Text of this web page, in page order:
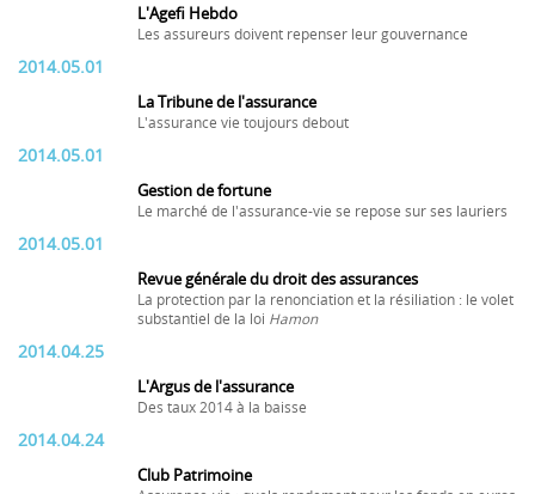
L'Agefi Hebdo
Les assureurs doivent repenser leur gouvernance
2014.05.01
La Tribune de l'assurance
L'assurance vie toujours debout
2014.05.01
Gestion de fortune
Le marché de l'assurance-vie se repose sur ses lauriers
2014.05.01
Revue générale du droit des assurances
La protection par la renonciation et la résiliation : le volet
substantiel de la loi Hamon
2014.04.25
L'Argus de l'assurance
Des taux 2014 à la baisse
2014.04.24
Club Patrimoine